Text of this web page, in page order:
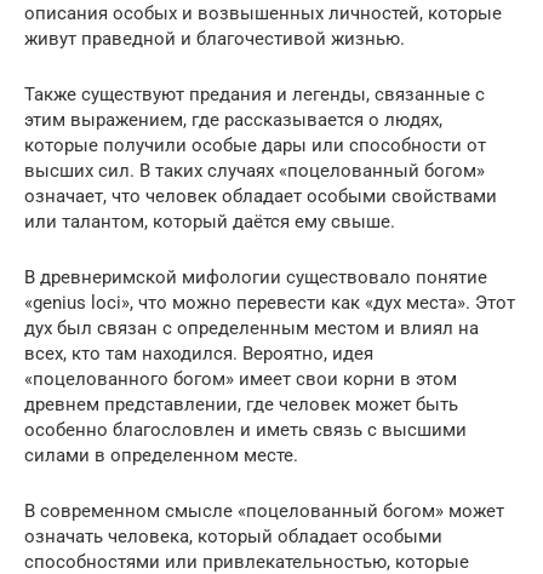
описания особых и возвышенных личностей, которые
живут праведной и благочестивой жизнью.
Также существуют предания и легенды, связанные с
этим выражением, где рассказывается о людях,
которые получили особые дары или способности от
высших сил. В таких случаях «поцелованный богом»
означает, что человек обладает особыми свойствами
или талантом, который даётся ему свыше.
В древнеримской мифологии существовало понятие
«genius loci», что можно перевести как «дух места». Этот
дух был связан с определенным местом и влиял на
всех, кто там находился. Вероятно, идея
«поцелованного богом» имеет свои корни в этом
древнем представлении, где человек может быть
особенно благословлен и иметь связь с высшими
силами в определенном месте.
В современном смысле «поцелованный богом» может
означать человека, который обладает особыми
способностями или привлекательностью, которые